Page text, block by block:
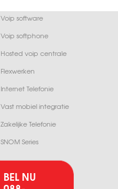
Voip software
Voip softphone
Hosted voip centrale
Flexwerken
Internet Telefonie
Vast mobiel integratie
Zakelijke Telefonie
SNOM Series
BEL NU